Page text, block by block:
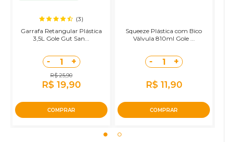
(3)
Garrafa Retangular Plástica
3,5L Gole Gut San...
- 1 +
R$ 25,90
R$ 19,90
COMPRAR
Squeeze Plástica com Bico
Válvula 810ml Gole ...
- 1 +
R$ 11,90
COMPRAR